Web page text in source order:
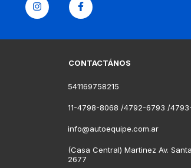
CONTACTÁNOS
541169758215
11-4798-8068 /4792-6793 /
info@autoequipe.com.ar
(Casa Central) Martinez Av.
2677